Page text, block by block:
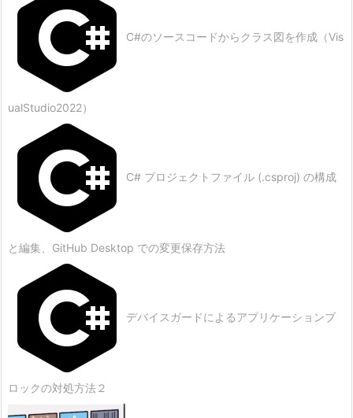
C#のソースコードからクラス図を作成（Vis
ualStudio2022）
C# プロジェクトファイル (.csproj) の構成
と編集、GitHub Desktop での変更保存方法
デバイスガードによるアプリケーションブ
ロックの対処方法２